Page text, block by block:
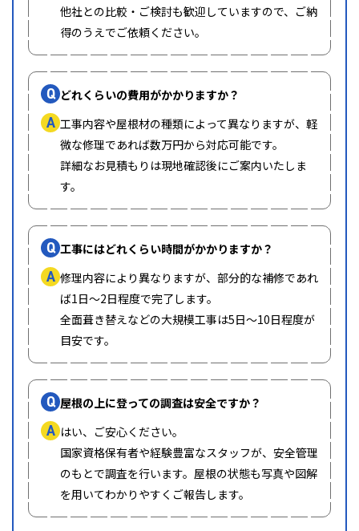
他社との比較・ご検討も歓迎していますので、ご納
得のうえでご依頼ください。
Q どれくらいの費用がかかりますか？
A 工事内容や屋根材の種類によって異なりますが、軽
微な修理であれば数万円から対応可能です。
詳細なお見積もりは現地確認後にご案内いたしま
す。
Q 工事にはどれくらい時間がかかりますか？
A 修理内容により異なりますが、部分的な補修であれ
ば1日〜2日程度で完了します。
全面葺き替えなどの大規模工事は5日〜10日程度が
目安です。
Q 屋根の上に登っての調査は安全ですか？
A はい、ご安心ください。
国家資格保有者や経験豊富なスタッフが、安全管理
のもとで調査を行います。屋根の状態も写真や図解
を用いてわかりやすくご報告します。